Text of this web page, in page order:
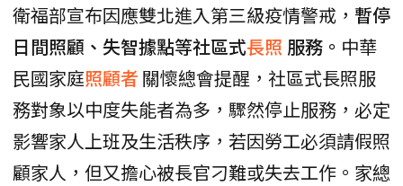
衛福部宣布因應雙北進入第三級疫情警戒， 暫停
日間照顧、失智據點等社區式長照 服務。 中華
民國家庭照顧者 關懷總會提醒，社區式長照服
務對象以中度失能者為多，驟然停止服務，必定
影響家人上班及生活秩序，若因勞工必須請假照
顧家人，但又擔心被長官刁難或失去工作。家總